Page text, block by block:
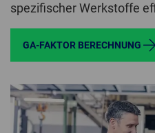
spezifischer Werkstoffe
GA-FAKTOR BERECHNUNG